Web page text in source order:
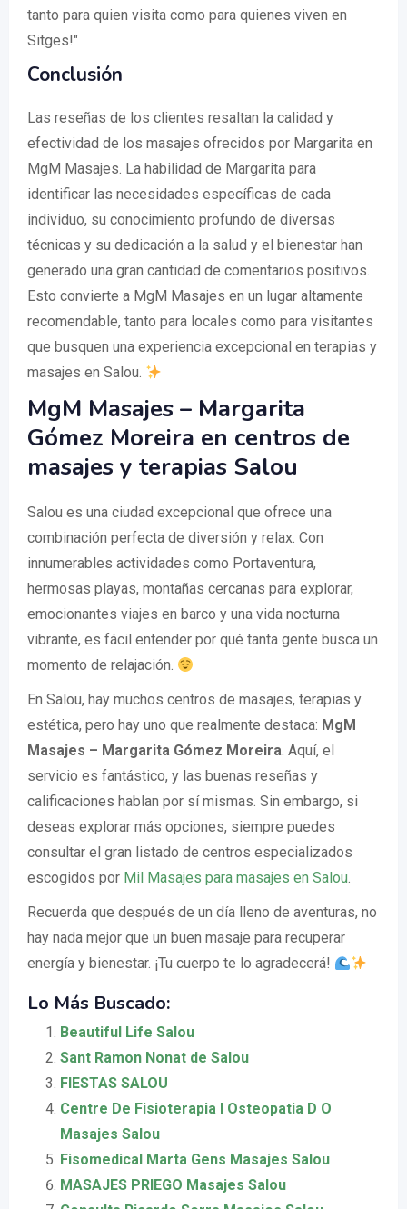
tanto para quien visita como para quienes viven en
Sitges!"
Conclusión
Las reseñas de los clientes resaltan la calidad y
efectividad de los masajes ofrecidos por Margarita en
MgM Masajes. La habilidad de Margarita para
identificar las necesidades específicas de cada
individuo, su conocimiento profundo de diversas
técnicas y su dedicación a la salud y el bienestar han
generado una gran cantidad de comentarios positivos.
Esto convierte a MgM Masajes en un lugar altamente
recomendable, tanto para locales como para visitantes
que busquen una experiencia excepcional en terapias y
masajes en Salou.
MgM Masajes – Margarita
Gómez Moreira en centros de
masajes y terapias Salou
Salou es una ciudad excepcional que ofrece una
combinación perfecta de diversión y relax. Con
innumerables actividades como Portaventura,
hermosas playas, montañas cercanas para explorar,
emocionantes viajes en barco y una vida nocturna
vibrante, es fácil entender por qué tanta gente busca un
momento de relajación.
En Salou, hay muchos centros de masajes, terapias y
estética, pero hay uno que realmente destaca: MgM
Masajes – Margarita Gómez Moreira. Aquí, el
servicio es fantástico, y las buenas reseñas y
calificaciones hablan por sí mismas. Sin embargo, si
deseas explorar más opciones, siempre puedes
consultar el gran listado de centros especializados
escogidos por Mil Masajes para masajes en Salou.
Recuerda que después de un día lleno de aventuras, no
hay nada mejor que un buen masaje para recuperar
energía y bienestar. ¡Tu cuerpo te lo agradecerá!
Lo Más Buscado:
Beautiful Life Salou
Sant Ramon Nonat de Salou
FIESTAS SALOU
Centre De Fisioterapia I Osteopatia D O
Masajes Salou
Fisomedical Marta Gens Masajes Salou
MASAJES PRIEGO Masajes Salou